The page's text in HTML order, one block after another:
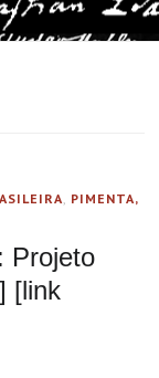
, PIMENTA,
Projeto
[link